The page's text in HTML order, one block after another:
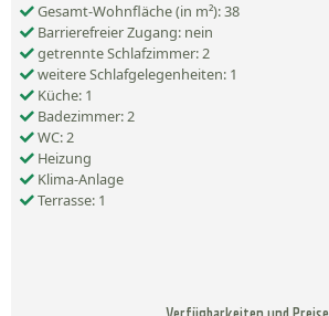
Gesamt-Wohnfläche (in m²): 38
Barrierefreier Zugang: nein
getrennte Schlafzimmer: 2
weitere Schlafgelegenheiten: 1
Küche: 1
Badezimmer: 2
WC: 2
Heizung
Klima-Anlage
Terrasse: 1